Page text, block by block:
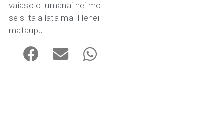
vaiaso o lumanai nei mo
seisi tala lata mai I lenei
mataupu.